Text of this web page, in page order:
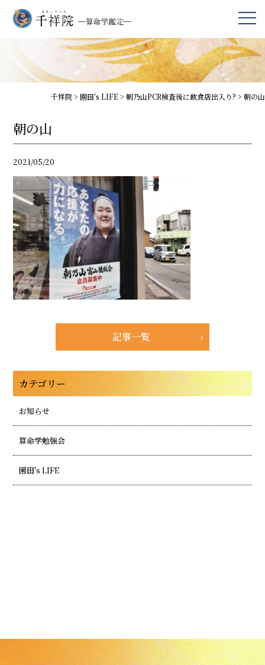
千祥院> 園田's LIFE> 朝乃山PCR検査後に飲食店出入り? > 朝の山
朝の山
2021/05/20
記事一覧
カテゴリー
お知らせ
算命学勉強会
園田's LIFE